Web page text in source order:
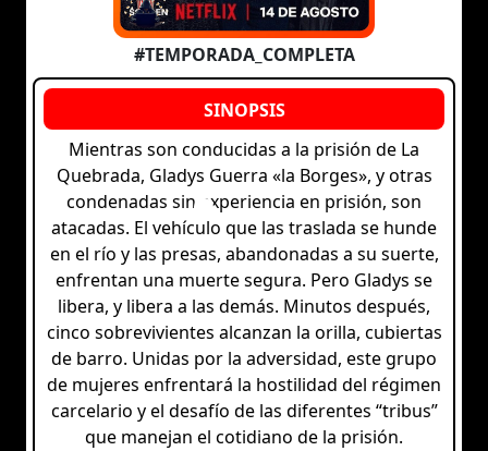
#TEMPORADA_COMPLETA
Mientras son conducidas a la prisión de La
Quebrada, Gladys Guerra «la Borges», y otras
condenadas sin experiencia en prisión, son
atacadas. El vehículo que las traslada se hunde
en el río y las presas, abandonadas a su suerte,
enfrentan una muerte segura. Pero Gladys se
libera, y libera a las demás. Minutos después,
cinco sobrevivientes alcanzan la orilla, cubiertas
de barro. Unidas por la adversidad, este grupo
de mujeres enfrentará la hostilidad del régimen
carcelario y el desafío de las diferentes “tribus”
que manejan el cotidiano de la prisión.